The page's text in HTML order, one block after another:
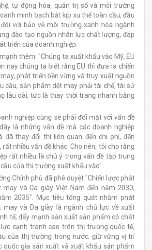
tự động hóa, quản trị số và môi trường
minh bạch bắt kịp xu thế toàn cầu, đầu
với bảo vệ môi trường xanh hóa ngành
đào tạo nguồn nhân lực chất lượng, đáp
triển của doanh nghiệp.
thêm: "Chúng ta xuất khẩu vào Mỹ, EU
nay chúng ta biết rằng EU thì đưa ra chiến
phát triển bền vững và truy xuất nguồn
cầu, sản phẩm dệt may phải tái chế, tái sử
lâu dài, tức là thay thời trang nhanh bằng
nghiệp cũng sẽ phải đối mặt với vấn đề
là những vấn đề mà các doanh nghiệp
đã thay đổi thì liên quan đến chi phí, đến
nhiều vấn đề khác. Cho nên, tôi cho rằng
rất nhiều là chú ý trong vấn đề tập trung
của thị trường xuất khẩu vào".
Chính phủ đã phê duyệt "Chiến lược phát
may và Da giày Việt Nam đến năm 2030,
2035". Mục tiêu tổng quát nhằm phát
may và Da giày là ngành chủ lực về xuất
tế; đẩy mạnh sản xuất sản phẩm có chất
lực cạnh tranh cao trên thị trường quốc tế,
của thị trường trong nước; giữ vững vị trí
quốc gia sản xuất và xuất khẩu sản phẩm